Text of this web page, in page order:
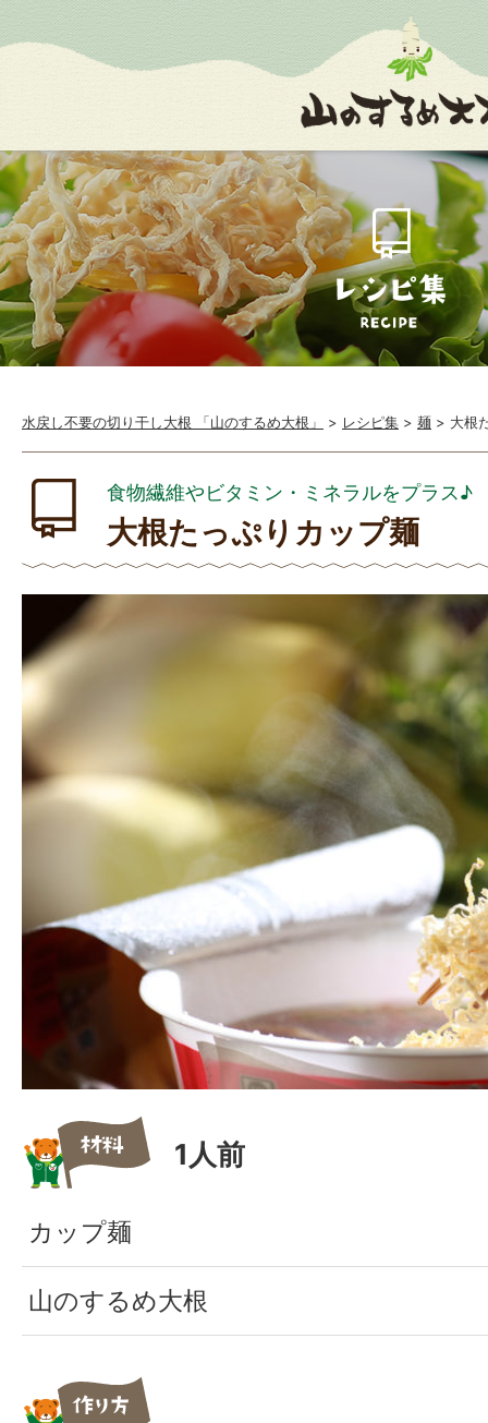
水戻し不要の切り干し大根 「山のするめ大根」 > レシピ集 > 麺 > 大根
食物繊維やビタミン・ミネラルをプラス♪
大根たっぷりカップ麺
1人前
カップ麺
山のするめ大根